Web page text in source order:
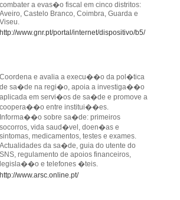
combater a evas�o fiscal em cinco distritos:
Aveiro, Castelo Branco, Coimbra, Guarda e
Viseu.
http://www.gnr.pt/portal/internet/dispositivo/b5/
Coordena e avalia a execu��o da pol�tica
de sa�de na regi�o, apoia a investiga��o
aplicada em servi�os de sa�de e promove a
coopera��o entre institui��es.
Informa��o sobre sa�de: primeiros
socorros, vida saud�vel, doen�as e
sintomas, medicamentos, testes e exames.
Actualidades da sa�de, guia do utente do
SNS, regulamento de apoios financeiros,
legisla��o e telefones �teis.
http://www.arsc.online.pt/